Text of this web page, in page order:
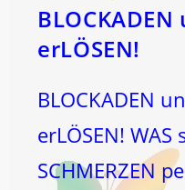
BLOCKADEN
erLÖSEN!
BLOCKADEN
erLÖSEN!
SCHMERZEN